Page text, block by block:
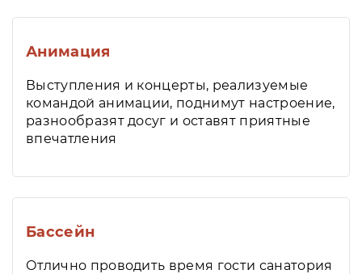
Анимация
Выступления и концерты, реализуемые
командой анимации, поднимут настроение,
разнообразят досуг и оставят приятные
впечатления
Бассейн
Отлично проводить время гости санатория